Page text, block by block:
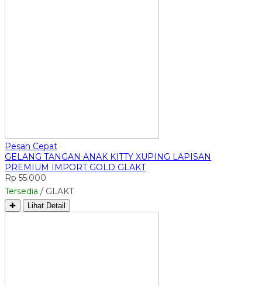
Pesan Cepat
GELANG TANGAN ANAK KITTY XUPING LAPISAN
PREMIUM IMPORT GOLD GLAKT
Rp 55.000
Tersedia / GLAKT
✚ Lihat Detail